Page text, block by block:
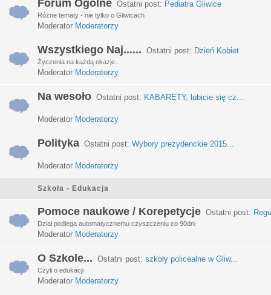
Forum Ogólne Ostatni post: Pediatra Gliwice
Różne tematy - nie tylko o Gliwicach
Moderator Moderatorzy
Wszystkiego Naj...... Ostatni post: Dzień Kobiet
Życzenia na każdą okazje..
Moderator Moderatorzy
Na wesoło Ostatni post: KABARETY, lubicie się cz...
Moderator Moderatorzy
Polityka Ostatni post: Wybory prezydenckie 2015...
Moderator Moderatorzy
Szkoła - Edukacja
Pomoce naukowe / Korepetycje Ostatni post:
Dział podlega automatycznemu czyszczeniu co 90dni
Moderator Moderatorzy
O Szkole... Ostatni post: szkoły policealne w Gliw...
Czyli o edukacji
Moderator Moderatorzy